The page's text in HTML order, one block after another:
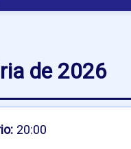
de 2026
20:00